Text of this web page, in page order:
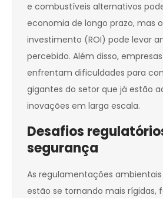
e combustíveis alternativos
economia de longo prazo, mas
investimento (ROI) pode levar
percebido. Além disso,
enfrentam dificuldades para
gigantes do setor que já estão
inovações em larga escala.
Desafios
segurança
As regulamentações
estão se tornando mais rígidas,